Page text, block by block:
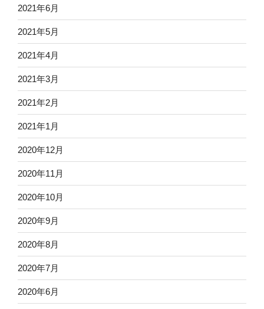
2021年6月
2021年5月
2021年4月
2021年3月
2021年2月
2021年1月
2020年12月
2020年11月
2020年10月
2020年9月
2020年8月
2020年7月
2020年6月